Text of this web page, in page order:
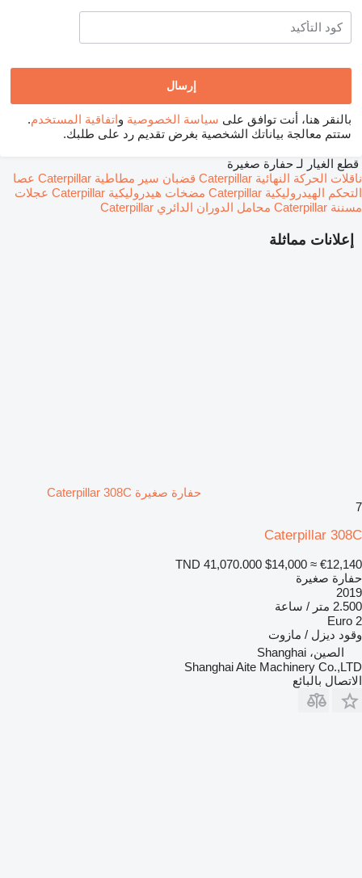
بالنقر هنا، أنت توافق على سياسة الخصوصية واتفاقية المستخدم.
ستتم معالجة بياناتك الشخصية بغرض تقديم رد على طلبك.
إعلانات مماثلة
حفارة صغيرة Caterpillar 308C
7
Caterpillar 308C
TND 41,070.000 $14,000 ≈ €12,140
حفارة صغيرة
2019
2.500 متر / ساعة
Euro 2
وقود ديزل / مازوت
الصين، Shanghai
Shanghai Aite Machinery Co.,LTD
الاتصال بالبائع
قطع الغيار لـ حفارة صغيرة
ناقلات الحركة النهائية Caterpillar
قضبان سير مطاطية Caterpillar
عصا
التحكم الهيدروليكية Caterpillar
مضخات هيدروليكية Caterpillar
عجلات
مسننة Caterpillar
محامل الدوران الدائري Caterpillar